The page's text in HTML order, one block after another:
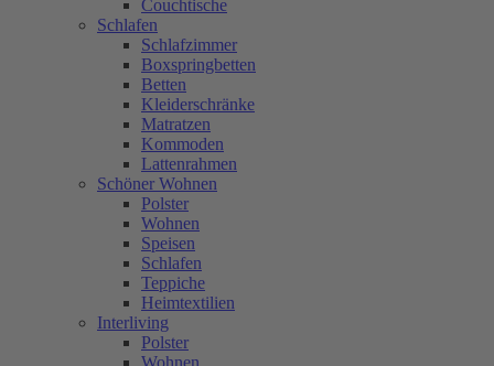
Couchtische
Schlafen
Schlafzimmer
Boxspringbetten
Betten
Kleiderschränke
Matratzen
Kommoden
Lattenrahmen
Schöner Wohnen
Polster
Wohnen
Speisen
Schlafen
Teppiche
Heimtextilien
Interliving
Polster
Wohnen